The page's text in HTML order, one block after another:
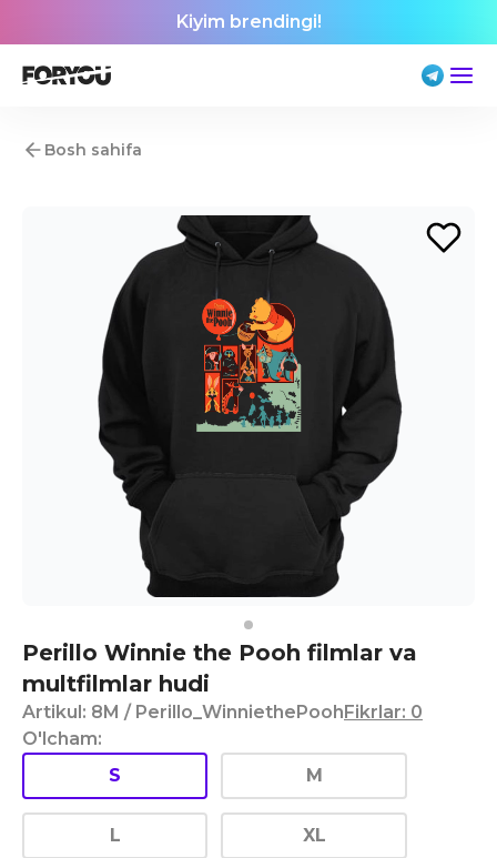
Kiyim brendingi!
Bosh sahifa
Perillo Winnie the Pooh filmlar va
multfilmlar hudi
Artikul: 8M / Perillo_WinniethePoohFikrlar: 0
O'lcham:
S
M
L XL